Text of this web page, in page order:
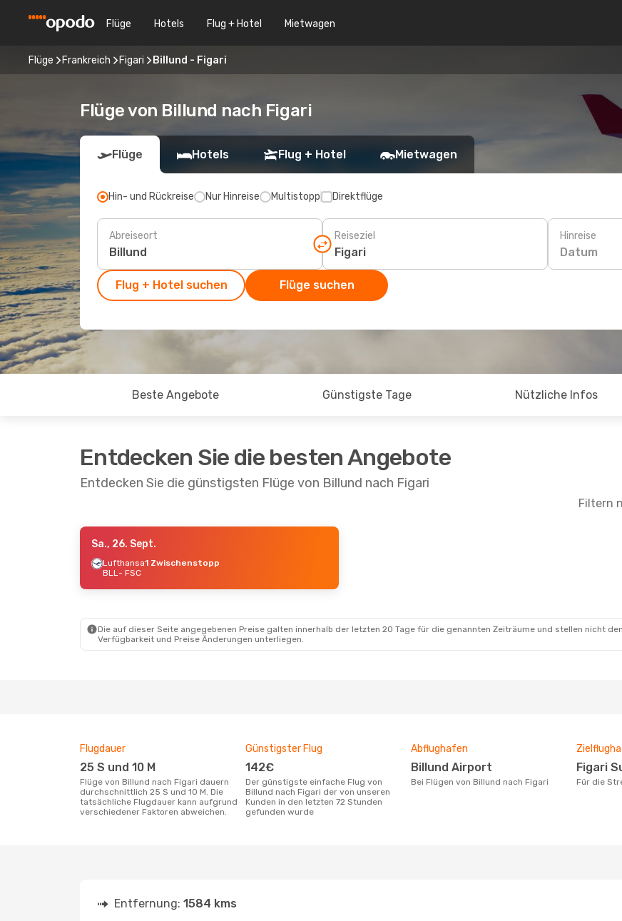
Flüge Hotels Flug + Hotel Mietwagen
Flüge Frankreich Figari Billund - Figari
Flüge von Billund nach Figari
Flüge Hotels Flug + Hotel Mietwagen
Hin- und Rückreise Nur Hinreise Multistopp Direktflüge
Abreiseort Reiseziel Hinreise
Datum
Flug + Hotel suchen Flüge suchen
Beste Angebote Günstigste Tage Nützliche Infos
Entdecken Sie die besten Angebote
Entdecken Sie die günstigsten Flüge von Billund nach Figari
Filtern
- Di., 29. Sept.
2 Zwischenstopps
Sa., 26. Sept.
Lufthansa1 Zwischenstopp
BLL- FSC
Die auf dieser Seite angegebenen Preise galten innerhalb der letzten 20 Tage für die genannten Zeiträume und stellen nicht
Verfügbarkeit und Preise Änderungen unterliegen.
Flugdauer
25 S und 10 M
Flüge von Billund nach Figari dauern
durchschnittlich 25 S und 10 M. Die
tatsächliche Flugdauer kann aufgrund
verschiedener Faktoren abweichen.
Günstigster Flug
142€
Der günstigste einfache Flug von
Billund nach Figari der von unseren
Kunden in den letzten 72 Stunden
gefunden wurde
Abflughafen
Billund Airport
Bei Flügen von Billund nach Figari
Figari
Für die
Entfernung: 1584 kms